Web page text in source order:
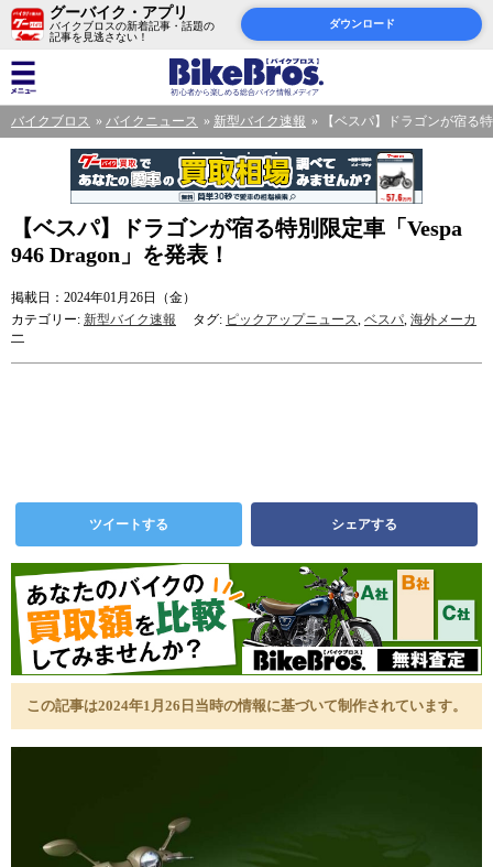
グーバイク・アプリ
バイクブロスの新着記事・話題の
記事を見逃さない！
ダウンロード
バイクブロス バイクニュース 新型バイク速報 【ベスパ】ドラゴンが宿る
【ベスパ】ドラゴンが宿る特別限定車「Vespa
946 Dragon」を発表！
掲載日：2024年01月26日（金）
カテゴリー: 新型バイク速報 タグ: ピックアップニュース, ベスパ, 海外メーカ
ー
ツイートする シェアする
この記事は2024年1月26日当時の情報に基づいて制作されています。